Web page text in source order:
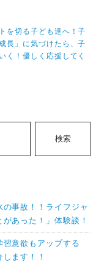
を切る子ども達へ！子
長」に気づけたら、子
く！優しく応援してく
検索
事故！！ライフジャ
あった！」体験談！
意欲もアップする
ます！！